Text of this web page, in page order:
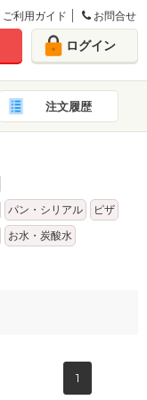
ご利用ガイド お問合せ
ログイン
注文履歴
パン・シリアル
ピザ
お水・炭酸水
1